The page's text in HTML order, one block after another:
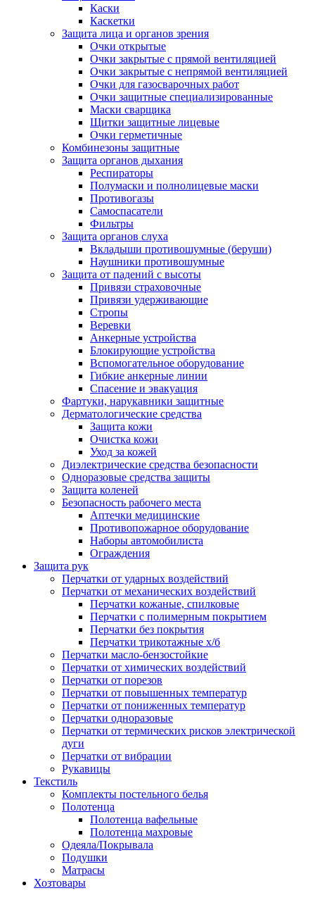
Каски
Каскетки
Защита лица и органов зрения
Очки открытые
Очки закрытые с прямой вентиляцией
Очки закрытые с непрямой вентиляцией
Очки для газосварочных работ
Очки защитные специализированные
Маски сварщика
Щитки защитные лицевые
Очки герметичные
Комбинезоны защитные
Защита органов дыхания
Респираторы
Полумаски и полнолицевые маски
Противогазы
Самоспасатели
Фильтры
Защита органов слуха
Вкладыши противошумные (беруши)
Наушники противошумные
Защита от падений с высоты
Привязи страховочные
Привязи удерживающие
Стропы
Веревки
Анкерные устройства
Блокирующие устройства
Вспомогательное оборудование
Гибкие анкерные линии
Спасение и эвакуация
Фартуки, нарукавники защитные
Дерматологические средства
Защита кожи
Очистка кожи
Уход за кожей
Диэлектрические средства безопасности
Одноразовые средства защиты
Защита коленей
Безопасность рабочего места
Аптечки медицинские
Противопожарное оборудование
Наборы автомобилиста
Ограждения
Защита рук
Перчатки от ударных воздействий
Перчатки от механических воздействий
Перчатки кожаные, спилковые
Перчатки с полимерным покрытием
Перчатки без покрытия
Перчатки трикотажные х/б
Перчатки масло-бензостойкие
Перчатки от химических воздействий
Перчатки от порезов
Перчатки от повышенных температур
Перчатки от пониженных температур
Перчатки одноразовые
Перчатки от термических рисков электрической
дуги
Перчатки от вибрации
Рукавицы
Текстиль
Комплекты постельного белья
Полотенца
Полотенца вафельные
Полотенца махровые
Одеяла/Покрывала
Подушки
Матрасы
Хозтовары